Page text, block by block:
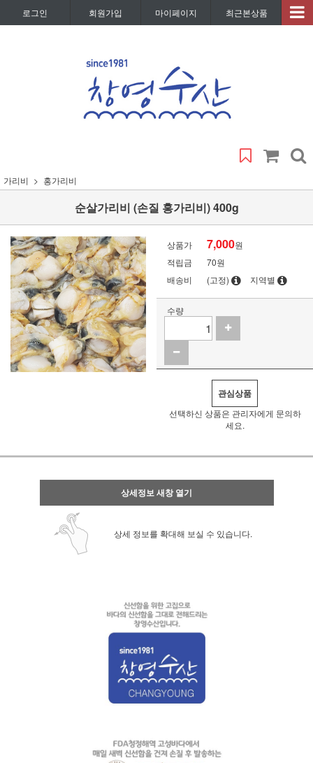
로그인 회원가입 마이페이지 최근본상품
가리비 홍가리비
순살가리비 (손질 홍가리비) 400g
상품가 7,000원
적립금
70원
배송비
(고정) 지역별
수량
관심상품
선택하신 상품은 관리자에게 문의하
세요.
상세정보 새창 열기
상세 정보를 확대해 보실 수 있습니다.